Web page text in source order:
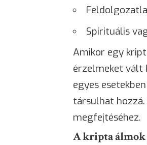
Spirituális
Amikor egy
érzelmeket vált
egyes
társulhat
megfejtéséhez.
A kripta álmok